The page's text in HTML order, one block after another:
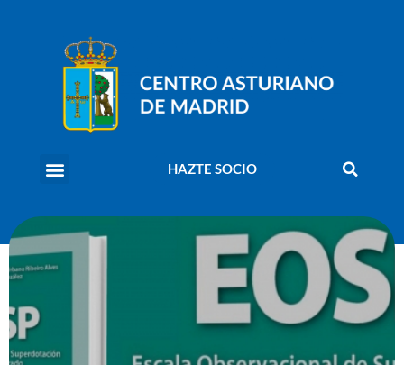
HAZTE SOCIO